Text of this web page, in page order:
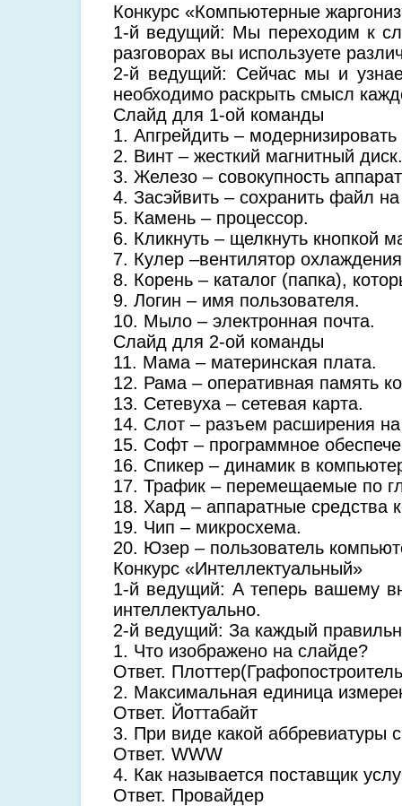
Конкурс «Компьютерные
1-й ведущий: Мы переходим к
разговорах вы используете
2-й ведущий: Сейчас мы и
необходимо раскрыть смысл
Слайд для 1-ой команды
1. Апгрейдить –
2. Винт – жесткий магнитный диск.
3. Железо – совокупность
4. Засэйвить – сохранить файл
5. Камень – процессор.
6. Кликнуть – щелкнуть кнопкой
7. Кулер –вентилятор
8. Корень – каталог (папка),
9. Логин – имя пользователя.
10. Мыло – электронная почта.
Слайд для 2-ой команды
11. Мама – материнская плата.
12. Рама – оперативная память
13. Сетевуха – сетевая карта.
14. Слот – разъем расширения
15. Софт – программное
16. Спикер – динамик в
17. Трафик – перемещаемые по
18. Хард – аппаратные средства
19. Чип – микросхема.
20. Юзер – пользователь
Конкурс «Интеллектуальный»
1-й ведущий: А теперь вашему
интеллектуально.
2-й ведущий: За каждый
1. Что изображено на слайде?
Ответ.
2. Максимальная единица
Ответ. Йоттабайт
3. При виде какой аббревиатуры
Ответ. WWW
4. Как называется поставщик
Ответ. Провайдер